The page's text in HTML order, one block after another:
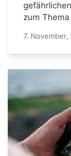
zum Thema
7. November,